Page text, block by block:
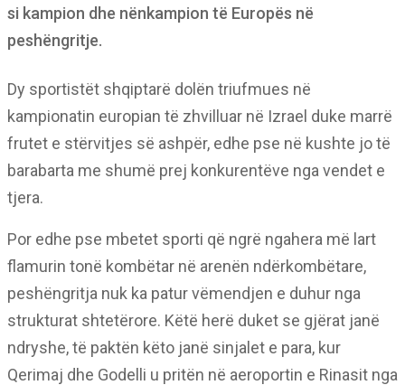
si kampion dhe nënkampion të Europës në
peshëngritje.
Dy sportistët shqiptarë dolën triufmues në
kampionatin europian të zhvilluar në Izrael duke marrë
frutet e stërvitjes së ashpër, edhe pse në kushte jo të
barabarta me shumë prej konkurentëve nga vendet e
tjera.
Por edhe pse mbetet sporti që ngrë ngahera më lart
flamurin tonë kombëtar në arenën ndërkombëtare,
peshëngritja nuk ka patur vëmendjen e duhur nga
strukturat shtetërore. Këtë herë duket se gjërat janë
ndryshe, të paktën këto janë sinjalet e para, kur
Qerimaj dhe Godelli u pritën në aeroportin e Rinasit nga